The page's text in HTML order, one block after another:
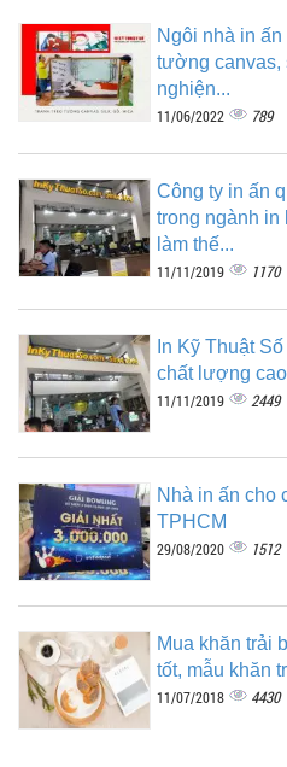
Ngôi nhà in
tường canvas,
nghiện...
11/06/2022 789
Công ty in ấn
trong ngành in
làm thế...
11/11/2019 1170
In Kỹ Thuật
chất lượng
11/11/2019 2449
Nhà in ấn cho
TPHCM
29/08/2020 1512
Mua khăn trải
tốt, mẫu khăn
11/07/2018 4430